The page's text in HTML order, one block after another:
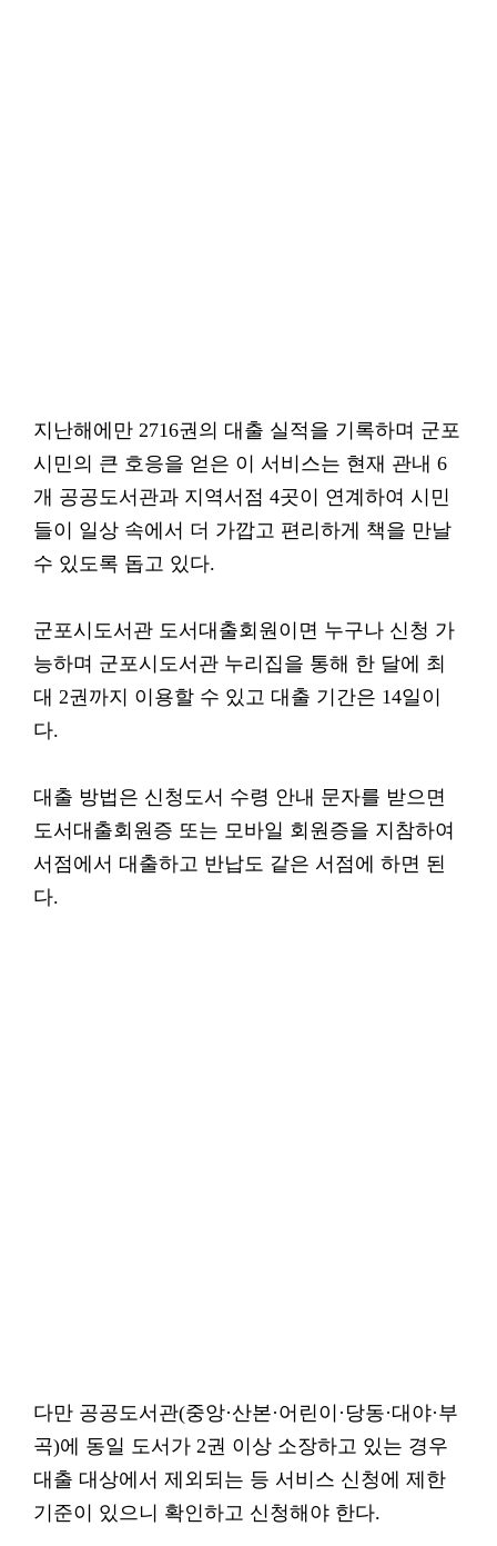
지난해에만 2716권의 대출 실적을 기록하며 군포
시민의 큰 호응을 얻은 이 서비스는 현재 관내 6
개 공공도서관과 지역서점 4곳이 연계하여 시민
들이 일상 속에서 더 가깝고 편리하게 책을 만날
수 있도록 돕고 있다.
군포시도서관 도서대출회원이면 누구나 신청 가
능하며 군포시도서관 누리집을 통해 한 달에 최
대 2권까지 이용할 수 있고 대출 기간은 14일이
다.
대출 방법은 신청도서 수령 안내 문자를 받으면
도서대출회원증 또는 모바일 회원증을 지참하여
서점에서 대출하고 반납도 같은 서점에 하면 된
다.
다만 공공도서관(중앙·산본·어린이·당동·대야·부
곡)에 동일 도서가 2권 이상 소장하고 있는 경우
대출 대상에서 제외되는 등 서비스 신청에 제한
기준이 있으니 확인하고 신청해야 한다.